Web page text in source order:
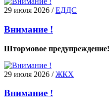
29 июля 2026 /ЕДДС
Внимание !
Штормовое предупреждение!
29 июля 2026 /ЖКХ
Внимание !